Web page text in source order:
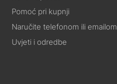
Pomoć pri kupnji
Naručite telefonom ili emailom
Uvjeti i odredbe